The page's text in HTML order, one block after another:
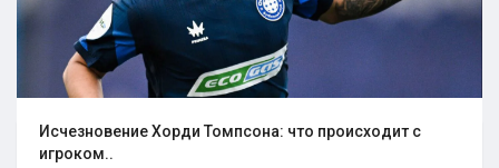
Исчезновение Хорди Томпсона: что происходит с
игроком..